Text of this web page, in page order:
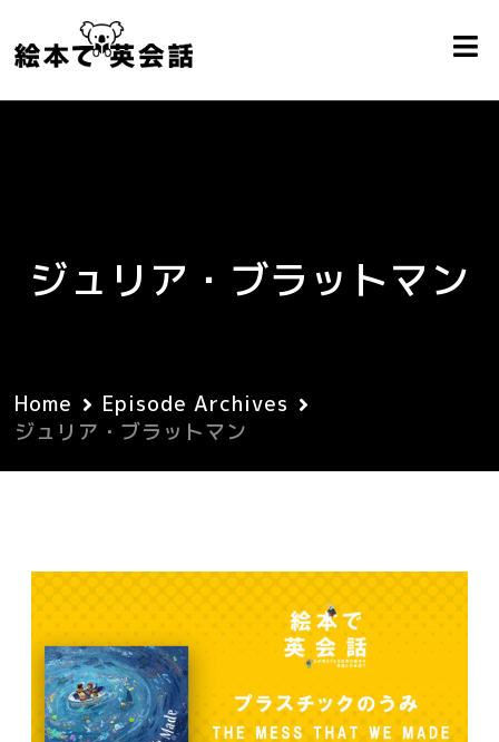
ジュリア・ブラットマン
Home
Episode Archives
ジュリア・ブラットマン